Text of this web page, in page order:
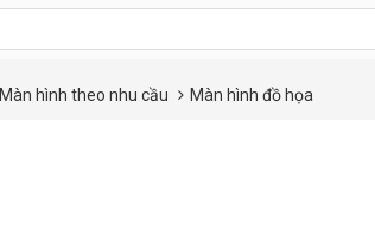
Màn hình theo nhu cầu Màn hình đồ họa